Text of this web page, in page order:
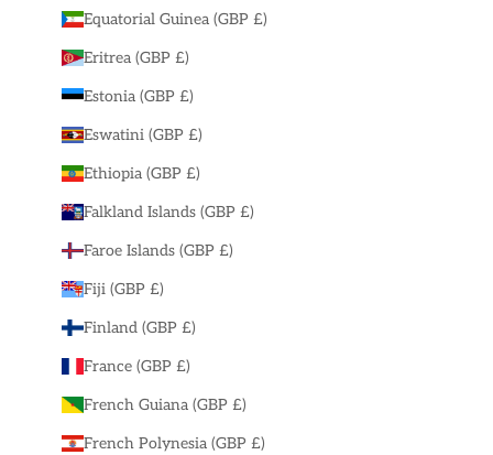
Equatorial Guinea (GBP £)
Eritrea (GBP £)
Estonia (GBP £)
Eswatini (GBP £)
Ethiopia (GBP £)
Falkland Islands (GBP £)
Faroe Islands (GBP £)
Fiji (GBP £)
Finland (GBP £)
France (GBP £)
French Guiana (GBP £)
French Polynesia (GBP £)